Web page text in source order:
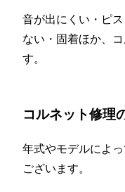
音が出にくい・ピ
ない・固着ほか、
す。
コルネット修理
年式やモデルによ
ございます。